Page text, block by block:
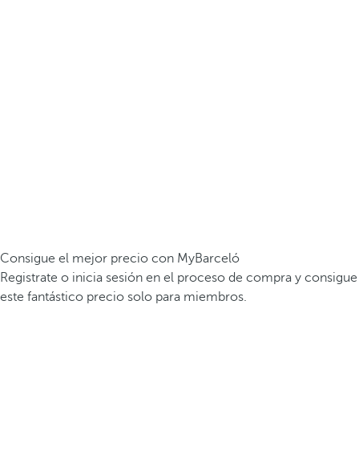
Consigue el mejor precio con MyBarceló
Registrate o inicia sesión en el proceso de compra y consigue
este fantástico precio solo para miembros.